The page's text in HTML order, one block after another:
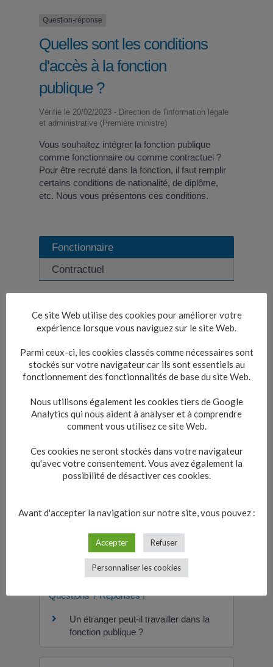
Question-réponse
Quelles sont les conditions
d'accès à la fonction
publique ?
Vérifié le 20/02/2023 - Direction de l'information légale
et administrative (Première ministre)
Vous souhaitez intégrer la fonction publique
comme fonctionnaire ou comme contractuel ?
Pour être recruté dans la fonction, il faut remplir
certains conditions de nationalité, de diplôme,
etc. Nous vous présentons ces conditions.
Fonctionnaire
Contractuel
Diplôme
Droits civiques et absence de
condamnation
Service militaire
Textes de référence
Questions ? Réponses !
Un étranger peut-il travailler dans la
fonction publique ?
Ce site Web utilise des cookies pour améliorer votre
expérience lorsque vous naviguez sur le site Web.
Parmi ceux-ci, les cookies classés comme nécessaires sont
stockés sur votre navigateur car ils sont essentiels au
fonctionnement des fonctionnalités de base du site Web.
Nous utilisons également les cookies tiers de Google
Analytics qui nous aident à analyser et à comprendre
comment vous utilisez ce site Web.
Ces cookies ne seront stockés dans votre navigateur
qu'avec votre consentement. Vous avez également la
possibilité de désactiver ces cookies.
Avant d'accepter la navigation sur notre site, vous pouvez :
Accepter Refuser
Personnaliser les cookies